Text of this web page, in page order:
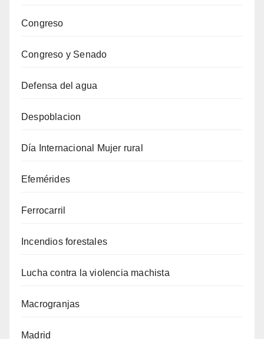
Congreso
Congreso y Senado
Defensa del agua
Despoblacion
Día Internacional Mujer rural
Efemérides
Ferrocarril
Incendios forestales
Lucha contra la violencia machista
Macrogranjas
Madrid